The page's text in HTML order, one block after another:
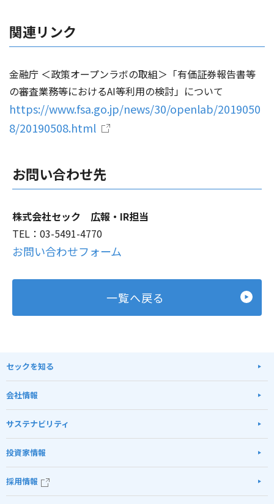
関連リンク
金融庁 ＜政策オープンラボの取組＞「有価証券報告書等
の審査業務等におけるAI等利用の検討」について
https://www.fsa.go.jp/news/30/openlab/2019050
8/20190508.html
お問い合わせ先
株式会社セック 広報・IR担当
TEL：03-5491-4770
お問い合わせフォーム
一覧へ戻る
セックを知る
会社情報
サステナビリティ
投資家情報
採用情報